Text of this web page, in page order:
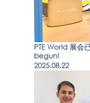
PTE World 展会
begun!
2025.08.22